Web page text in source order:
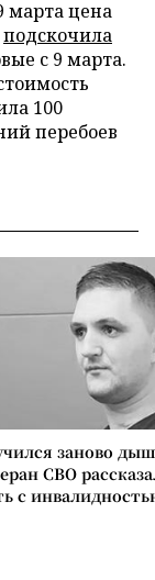
марта цена
подскочила
с 9 марта.
100
перебоев
заново
СВО
с